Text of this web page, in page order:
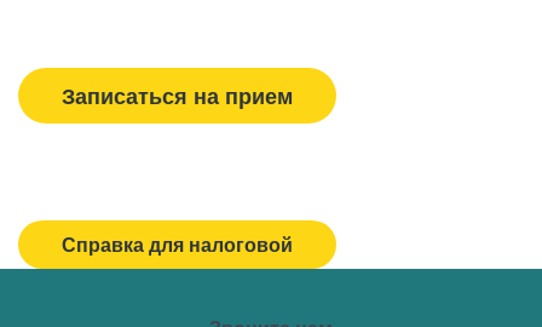
Записаться на прием
Справка для налоговой